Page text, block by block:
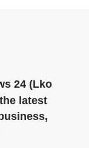
24 (Lko
latest